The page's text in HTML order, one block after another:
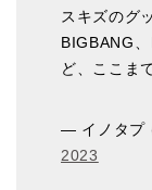
スキズのグ
BIGBANG
ど、ここま
— イノタプ
2023